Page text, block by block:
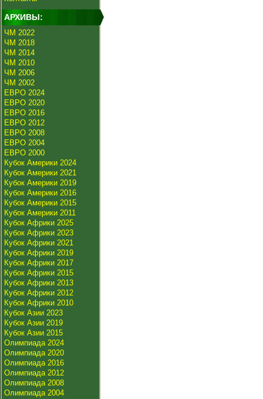
АРХИВЫ:
ЧМ 2022
ЧМ 2018
ЧМ 2014
ЧМ 2010
ЧМ 2006
ЧМ 2002
ЕВРО 2024
ЕВРО 2020
ЕВРО 2016
ЕВРО 2012
ЕВРО 2008
ЕВРО 2004
ЕВРО 2000
Кубок Америки 2024
Кубок Америки 2021
Кубок Америки 2019
Кубок Америки 2016
Кубок Америки 2015
Кубок Америки 2011
Кубок Африки 2025
Кубок Африки 2023
Кубок Африки 2021
Кубок Африки 2019
Кубок Африки 2017
Кубок Африки 2015
Кубок Африки 2013
Кубок Африки 2012
Кубок Африки 2010
Кубок Азии 2023
Кубок Азии 2019
Кубок Азии 2015
Олимпиада 2024
Олимпиада 2020
Олимпиада 2016
Олимпиада 2012
Олимпиада 2008
Олимпиада 2004